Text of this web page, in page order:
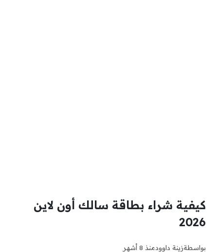
كيفية شراء بطاقة سالك أون لاين
2026
بواسطةزينة داوودمنذ 8 أشهر